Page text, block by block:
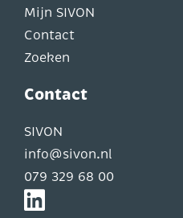
Mijn SIVON
Contact
Zoeken
Contact
SIVON
info@sivon.nl
079 329 68 00